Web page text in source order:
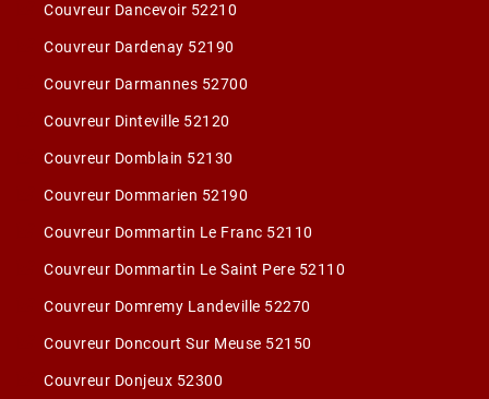
Couvreur Dancevoir 52210
Couvreur Dardenay 52190
Couvreur Darmannes 52700
Couvreur Dinteville 52120
Couvreur Domblain 52130
Couvreur Dommarien 52190
Couvreur Dommartin Le Franc 52110
Couvreur Dommartin Le Saint Pere 52110
Couvreur Domremy Landeville 52270
Couvreur Doncourt Sur Meuse 52150
Couvreur Donjeux 52300